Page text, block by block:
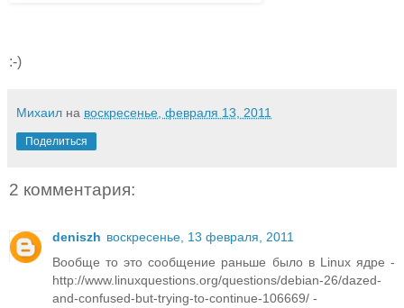
:-)
Михаил на воскресенье, февраля 13, 2011
Поделиться
2 комментария:
deniszh воскресенье, 13 февраля, 2011
Вообще то это сообщение раньше было в Linux ядре -
http://www.linuxquestions.org/questions/debian-26/dazed-
and-confused-but-trying-to-continue-106669/ -